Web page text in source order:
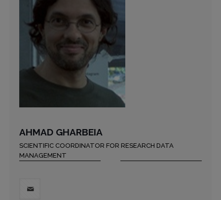
AHMAD GHARBEIA
SCIENTIFIC COORDINATOR FOR RESEARCH DATA
MANAGEMENT